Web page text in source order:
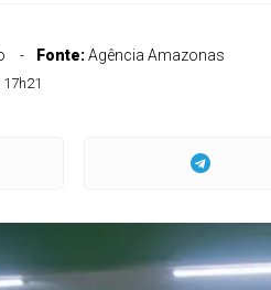
Fonte:Agência Amazonas